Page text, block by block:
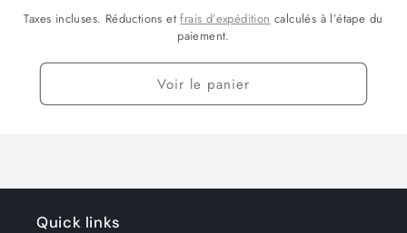
40cm
40cm
Taxes incluses. Réductions etfrais d’expédition calculés à l’étape du
paiement.
Voir le panier
Quick links